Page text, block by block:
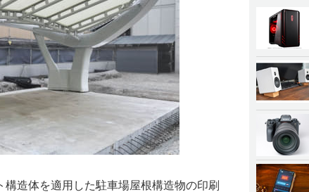
造体を適用した駐車場屋根構造物の印刷